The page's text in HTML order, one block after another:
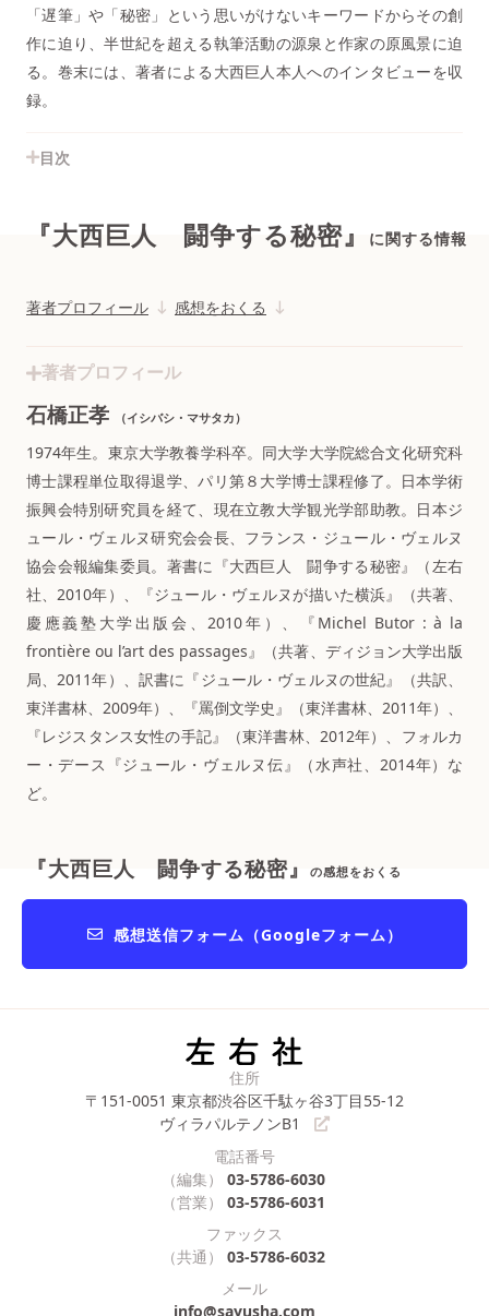
「遅筆」や「秘密」という思いがけないキーワードからその創
作に迫り、半世紀を超える執筆活動の源泉と作家の原風景に迫
る。巻末には、著者による大西巨人本人へのインタビューを収
録。
目次
『大西巨人 闘争する秘密』 に関する情報
著者プロフィール 感想をおくる
著者プロフィール
石橋正孝 （イシバシ・マサタカ）
1974年生。東京大学教養学科卒。同大学大学院総合文化研究科
博士課程単位取得退学、パリ第８大学博士課程修了。日本学術
振興会特別研究員を経て、現在立教大学観光学部助教。日本ジ
ュール・ヴェルヌ研究会会長、フランス・ジュール・ヴェルヌ
協会会報編集委員。著書に『大西巨人 闘争する秘密』（左右
社、2010年）、『ジュール・ヴェルヌが描いた横浜』（共著、
慶應義塾大学出版会、2010年）、『Michel Butor : à la
frontière ou l’art des passages』（共著、ディジョン大学出版
局、2011年）、訳書に『ジュール・ヴェルヌの世紀』（共訳、
東洋書林、2009年）、『罵倒文学史』（東洋書林、2011年）、
『レジスタンス女性の手記』（東洋書林、2012年）、フォルカ
ー・デース『ジュール・ヴェルヌ伝』（水声社、2014年）な
ど。
『大西巨人 闘争する秘密』 の感想をおくる
感想送信フォーム（Googleフォーム）
住所
〒151-0051 東京都渋谷区千駄ヶ谷3丁目55-12
ヴィラパルテノンB1
電話番号
（編集）
03-5786-6030
（営業）
03-5786-6031
ファックス
（共通）
03-5786-6032
メール
info@sayusha.com